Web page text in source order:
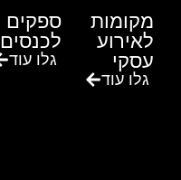
מקומות
לאירוע
עסקי
גלו עוד
ספקים
לכנסים
גלו עוד